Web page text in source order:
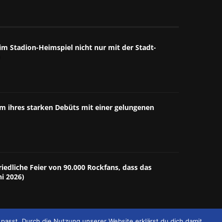
Stadion-Heimspiel nicht nur mit der Stadt-
ihres starken Debüts mit einer gelungenen
Feier von 90.000 Rockfans, dass das
2026)